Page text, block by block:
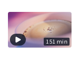
151 min